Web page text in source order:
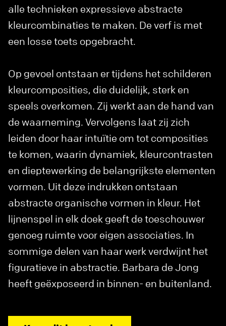
alle technieken expressieve abstracte
kleurcombinaties te maken. De verf is met
een losse toets opgebracht.
Op gevoel ontstaan er tijdens het schilderen
kleurcomposities, die duidelijk, sterk en
speels overkomen. Zij werkt aan de hand van
de waarneming. Vervolgens laat zij zich
leiden door haar intuïtie om tot composities
te komen, waarin dynamiek, kleurcontrasten
en dieptewerking de belangrijkste elementen
vormen. Uit deze indrukken ontstaan
abstracte organische vormen in kleur. Het
lijnenspel in elk doek geeft de toeschouwer
genoeg ruimte voor eigen associaties. In
sommige delen van haar werk verdwijnt het
figuratieve in abstractie. Barbara de Jong
heeft geëxposeerd in binnen- en buitenland.